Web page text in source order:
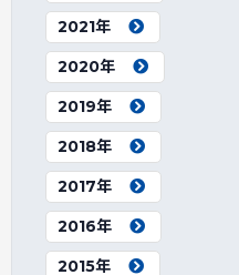
2021年
2020年
2019年
2018年
2017年
2016年
2015年